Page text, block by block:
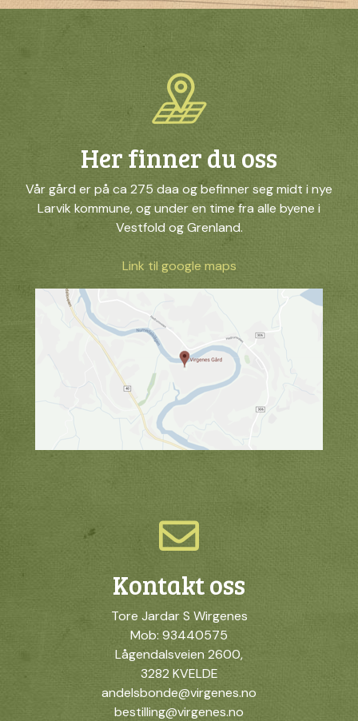
Her finner du oss
Vår gård er på ca 275 daa og befinner seg midt i nye
Larvik kommune, og under en time fra alle byene i
Vestfold og Grenland.
Link til google maps
Kontakt oss
Tore Jardar S Wirgenes
Mob: 93440575
Lågendalsveien 2600,
3282 KVELDE
andelsbonde@virgenes.no
bestilling@virgenes.no